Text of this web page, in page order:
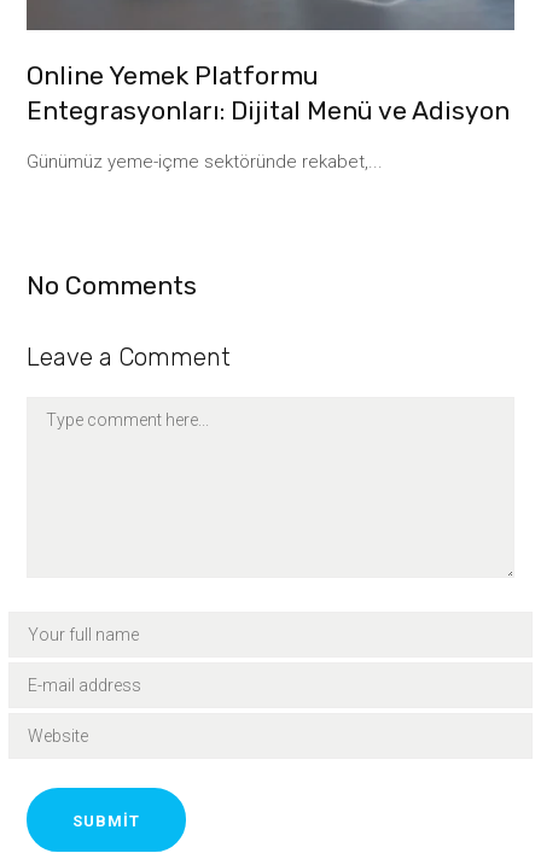
Online Yemek Platformu
Entegrasyonları: Dijital Menü ve Adisyon
Günümüz yeme-içme sektöründe rekabet,...
No Comments
Leave a Comment
SUBMIT